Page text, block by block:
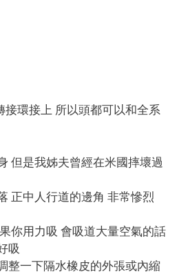
接環接上 所以頭都可以和全系
但是我姊夫曾經在米國摔壞過
正中人行道的邊角 非常慘烈
你用力吸 會吸道大量空氣的話
吸
整一下隔水橡皮的外張或內縮